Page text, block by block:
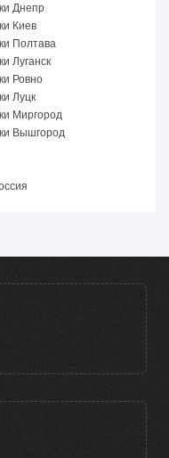
Днепр
Киев
Полтава
Луганск
Ровно
Луцк
Миргород
Вышгород